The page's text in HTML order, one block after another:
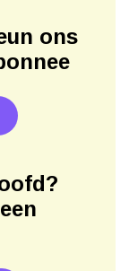
ons